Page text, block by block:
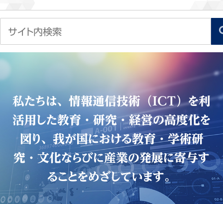
私たちは、情報通信技術（ICT）を利
活用した教育・研究・経営の高度化を
図り、 我が国における教育・学術研
究・文化ならびに産業の発展に寄与す
ることをめざしています。